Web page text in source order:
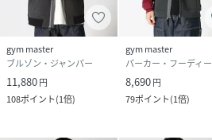
gym master
ブルゾン・ジャンパー
11,880円
108ポイント(1倍)
gym master
パーカー・フーディー
8,690円
79ポイント(1倍)